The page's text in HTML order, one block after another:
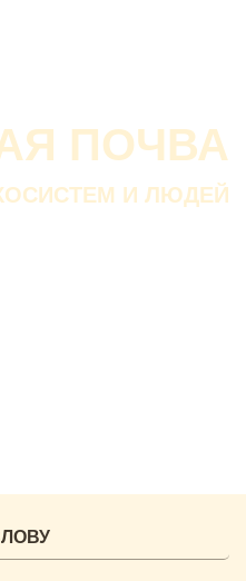
ПОЧВА
И ЛЮДЕЙ